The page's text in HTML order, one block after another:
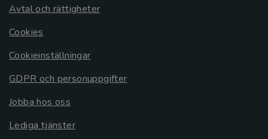
Avtal och rättigheter
Cookies
Cookieinställningar
GDPR och personuppgifter
Jobba hos oss
Lediga tjänster